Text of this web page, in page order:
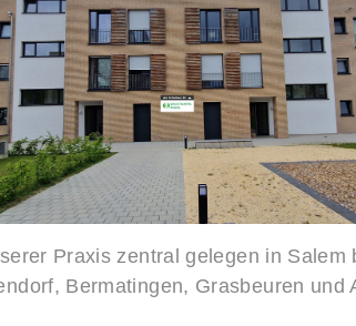
Praxis zentral gelegen in
Bermatingen, Grasbeuren